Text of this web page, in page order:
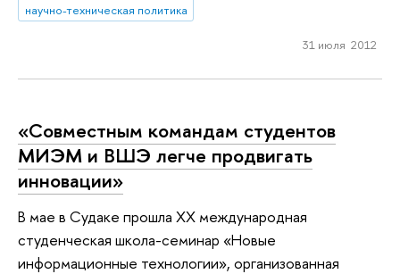
научно-техническая политика
31 июля 2012
«Совместным командам студентов
МИЭМ и ВШЭ легче продвигать
инновации»
В мае в Судаке прошла XX международная
студенческая школа-семинар «Новые
информационные технологии», организованная